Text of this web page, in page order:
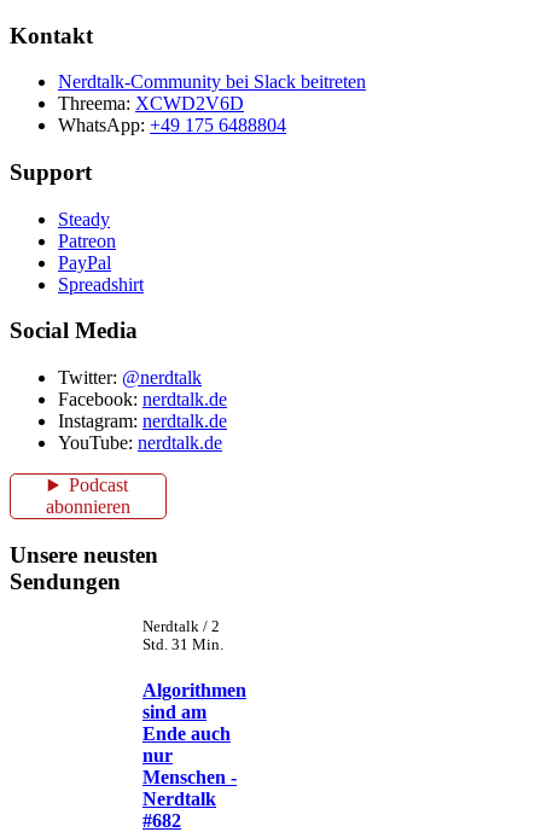
Kontakt
Nerdtalk-Community bei Slack beitreten
Threema: XCWD2V6D
WhatsApp: +49 175 6488804
Support
Steady
Patreon
PayPal
Spreadshirt
Social Media
Twitter: @nerdtalk
Facebook: nerdtalk.de
Instagram: nerdtalk.de
YouTube: nerdtalk.de
Podcast
abonnieren
Unsere neusten
Sendungen
Nerdtalk / 2
Std. 31 Min.
Algorithmen
sind am
Ende auch
nur
Menschen -
Nerdtalk
#682